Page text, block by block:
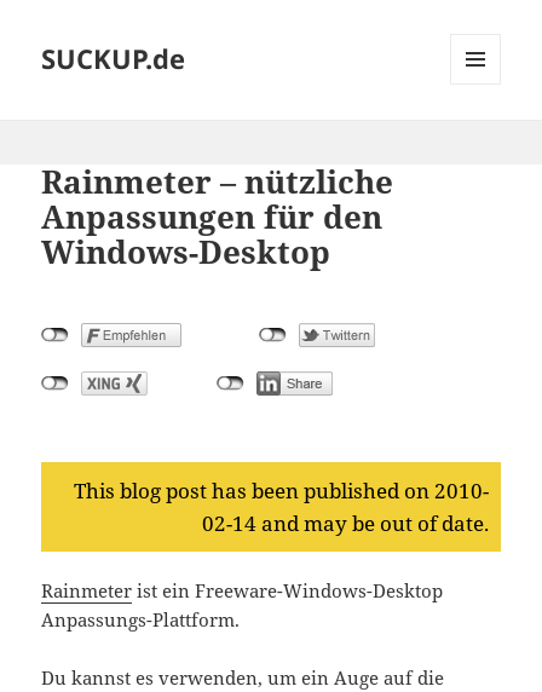
SUCKUP.de
Rainmeter – nützliche
Anpassungen für den
Windows-Desktop
This blog post has been published on 2010-
02-14 and may be out of date.
Rainmeter ist ein Freeware-Windows-Desktop
Anpassungs-Plattform.
Du kannst es verwenden, um ein Auge auf die